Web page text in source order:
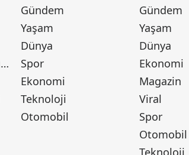
Canan Barlas ile Gündem
Gündem
Yaşam
Dünya
Spor
Ekonomi
Teknoloji
Otomobil
Gündem
Yaşam
Dünya
Ekonomi
Magazin
Viral
Spor
Otomobil
Teknoloji